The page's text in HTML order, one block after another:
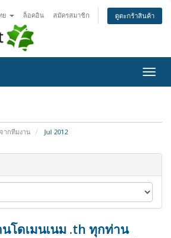
ย ล็อคอิน สมัครสมาชิก ดูตะกร้าสินค้า
ากทีมงาน Jul 2012
นโดเมนเนม .th ทุกท่าน